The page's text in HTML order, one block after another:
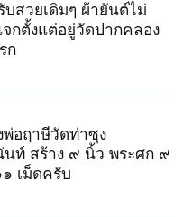
สวยเดิมๆ ผ้ายันต์ไม่
กตั้งแต่อยู่วัดปากคลอง
ก
อฤาษีวัดท่าซุง
ท์ สร้าง ๙ นิ้ว พระศก ๙
เม็ดครับ